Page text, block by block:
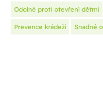
Odolné proti otevření dětmi
Prevence krádeží Snadné